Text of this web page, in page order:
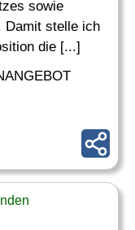
sowie
Damit stelle ich
die [...]